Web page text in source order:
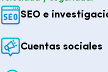
SEO e
Cuentas sociales